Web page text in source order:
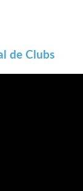
de Clubs